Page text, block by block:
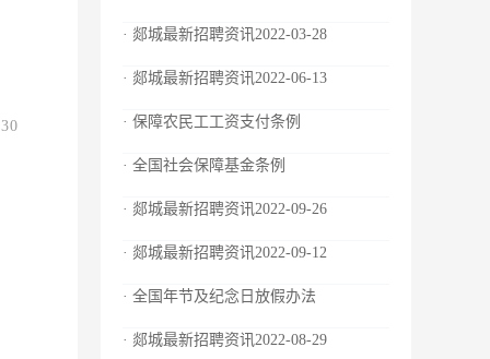
· 郯城最新招聘资讯2022-03-28
· 郯城最新招聘资讯2022-06-13
· 保障农民工工资支付条例
· 全国社会保障基金条例
· 郯城最新招聘资讯2022-09-26
· 郯城最新招聘资讯2022-09-12
· 全国年节及纪念日放假办法
· 郯城最新招聘资讯2022-08-29